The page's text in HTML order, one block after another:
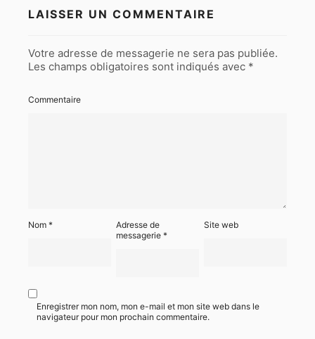
LAISSER UN COMMENTAIRE
Votre adresse de messagerie ne sera pas publiée.
Les champs obligatoires sont indiqués avec *
Commentaire
Nom *
Adresse de
messagerie*
Site web
Enregistrer mon nom, mon e-mail et mon site web dans le
navigateur pour mon prochain commentaire.